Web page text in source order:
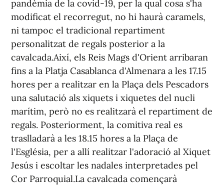
pandèmia de la covid-19, per la qual cosa s'ha
modificat el recorregut, no hi haurà caramels,
ni tampoc el tradicional repartiment
personalitzat de regals posterior a la
cavalcada.Així, els Reis Mags d'Orient arribaran
fins a la Platja Casablanca d'Almenara a les 17.15
hores per a realitzar en la Plaça dels Pescadors
una salutació als xiquets i xiquetes del nucli
marítim, però no es realitzarà el repartiment de
regals. Posteriorment, la comitiva real es
traslladarà a les 18.15 hores a la Plaça de
l'Església, per a allí realitzar l'adoració al Xiquet
Jesús i escoltar les nadales interpretades pel
Cor Parroquial.La cavalcada començarà